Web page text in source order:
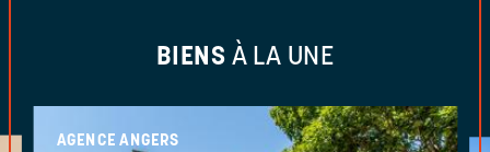
BIENS À LA UNE
AGENCE ANGERS